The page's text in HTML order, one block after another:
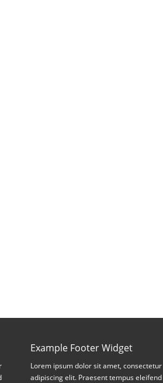
Example Footer Widget
Lorem ipsum dolor sit amet, consectetur
adipiscing elit. Praesent tempus eleifend